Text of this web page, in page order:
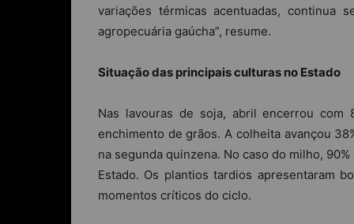
variações térmicas acentuadas, continua
agropecuária gaúcha”, resume.
Situação das principais culturas no Estado
Nas lavouras de soja, abril encerrou com
enchimento de grãos. A colheita avançou
na segunda quinzena. No caso do milho,
Estado. Os plantios tardios apresentaram
momentos críticos do ciclo.